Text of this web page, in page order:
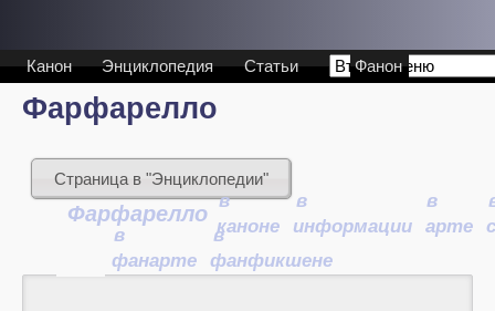
Канон Энциклопедия Статьи Фанон
Фарфарелло
Страница в "Энциклопедии"
Фарфарелло
в
каноне
в
информации
в
арте
в
фанарте
в
фанфикшене